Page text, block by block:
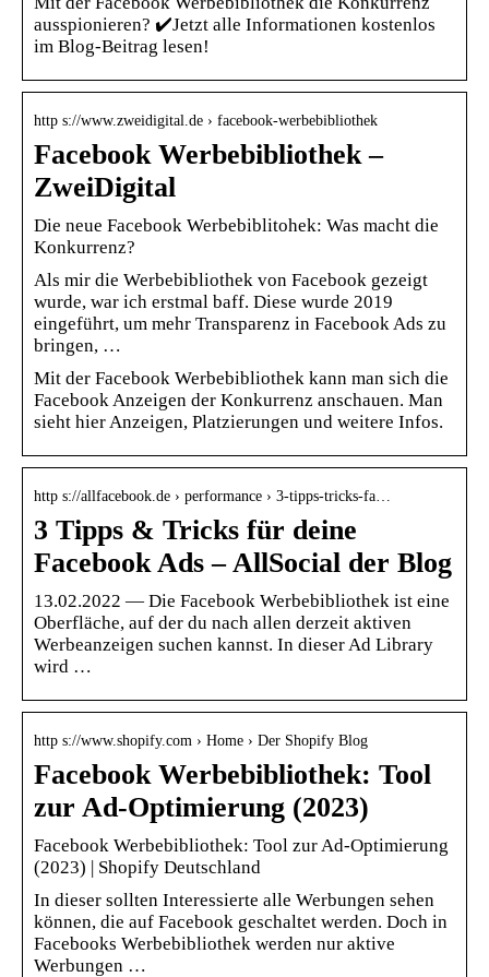
ausspionieren? ✔️Jetzt alle Informationen kostenlos
im Blog-Beitrag lesen!
http s://www.zweidigital.de › facebook-werbebibliothek
Facebook Werbebibliothek –
ZweiDigital
Die neue Facebook Werbebiblitohek: Was macht die
Konkurrenz?
Als mir die Werbebibliothek von Facebook gezeigt
wurde, war ich erstmal baff. Diese wurde 2019
eingeführt, um mehr Transparenz in Facebook Ads zu
bringen, …
Mit der Facebook Werbebibliothek kann man sich die
Facebook Anzeigen der Konkurrenz anschauen. Man
sieht hier Anzeigen, Platzierungen und weitere Infos.
http s://allfacebook.de › performance › 3-tipps-tricks-fa…
3 Tipps & Tricks für deine
Facebook Ads – AllSocial der Blog
13.02.2022 — Die Facebook Werbebibliothek ist eine
Oberfläche, auf der du nach allen derzeit aktiven
Werbeanzeigen suchen kannst. In dieser Ad Library
wird …
http s://www.shopify.com › Home › Der Shopify Blog
Facebook Werbebibliothek: Tool
zur Ad-Optimierung (2023)
Facebook Werbebibliothek: Tool zur Ad-Optimierung
(2023) | Shopify Deutschland
In dieser sollten Interessierte alle Werbungen sehen
können, die auf Facebook geschaltet werden. Doch in
Facebooks Werbebibliothek werden nur aktive
Werbungen …